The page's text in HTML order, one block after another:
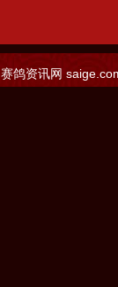
赛鸽资讯网